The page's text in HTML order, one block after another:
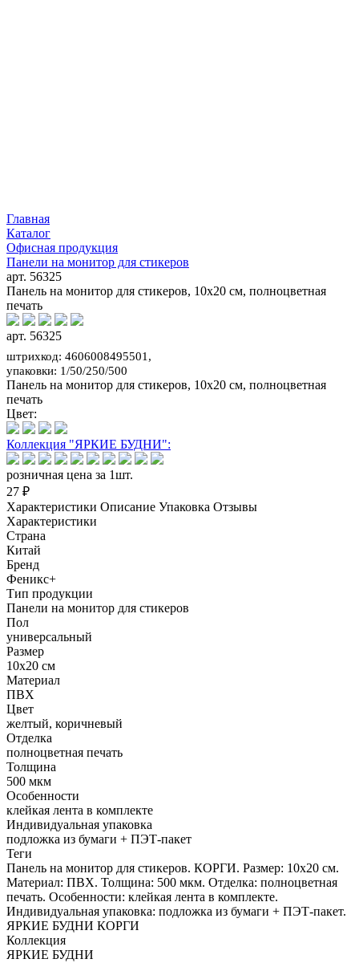
Главная
Каталог
Офисная продукция
Панели на монитор для стикеров
арт. 56325
Панель на монитор для стикеров, 10х20 см, полноцветная
печать
арт. 56325
штрихкод: 4606008495501,
упаковки: 1/50/250/500
Панель на монитор для стикеров, 10х20 см, полноцветная
печать
Цвет:
Коллекция "ЯРКИЕ БУДНИ":
розничная цена за 1шт.
27 ₽
Характеристики Описание Упаковка Отзывы
Характеристики
Страна
Китай
Бренд
Феникс+
Тип продукции
Панели на монитор для стикеров
Пол
универсальный
Размер
10х20 см
Материал
ПВХ
Цвет
желтый, коричневый
Отделка
полноцветная печать
Толщина
500 мкм
Особенности
клейкая лента в комплекте
Индивидуальная упаковка
подложка из бумаги + ПЭТ-пакет
Теги
Панель на монитор для стикеров. КОРГИ. Размер: 10х20 см.
Материал: ПВХ. Толщина: 500 мкм. Отделка: полноцветная
печать. Особенности: клейкая лента в комплекте.
Индивидуальная упаковка: подложка из бумаги + ПЭТ-пакет.
ЯРКИЕ БУДНИ КОРГИ
Коллекция
ЯРКИЕ БУДНИ